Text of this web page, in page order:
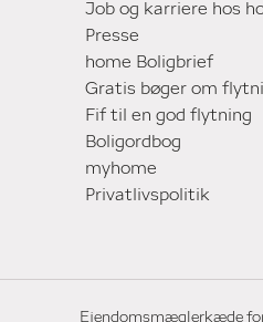
Job og karriere hos
Presse
home Boligbrief
Gratis bøger om
Fif til en god flytning
Boligordbog
myhome
Privatlivspolitik
Ejendomsmæglerkæde